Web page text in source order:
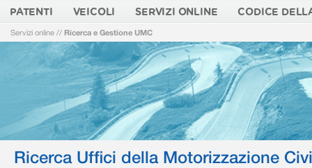
PATENTI VEICOLI SERVIZI ONLINE CODICE
Servizi online // Ricerca e Gestione UMC
Ricerca Uffici della Motorizzazione